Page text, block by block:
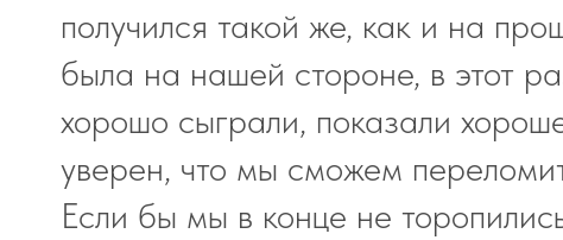
получился такой же, как и на
была на нашей стороне, в этот
хорошо сыграли, показали
уверен, что мы сможем
Если бы мы в конце не